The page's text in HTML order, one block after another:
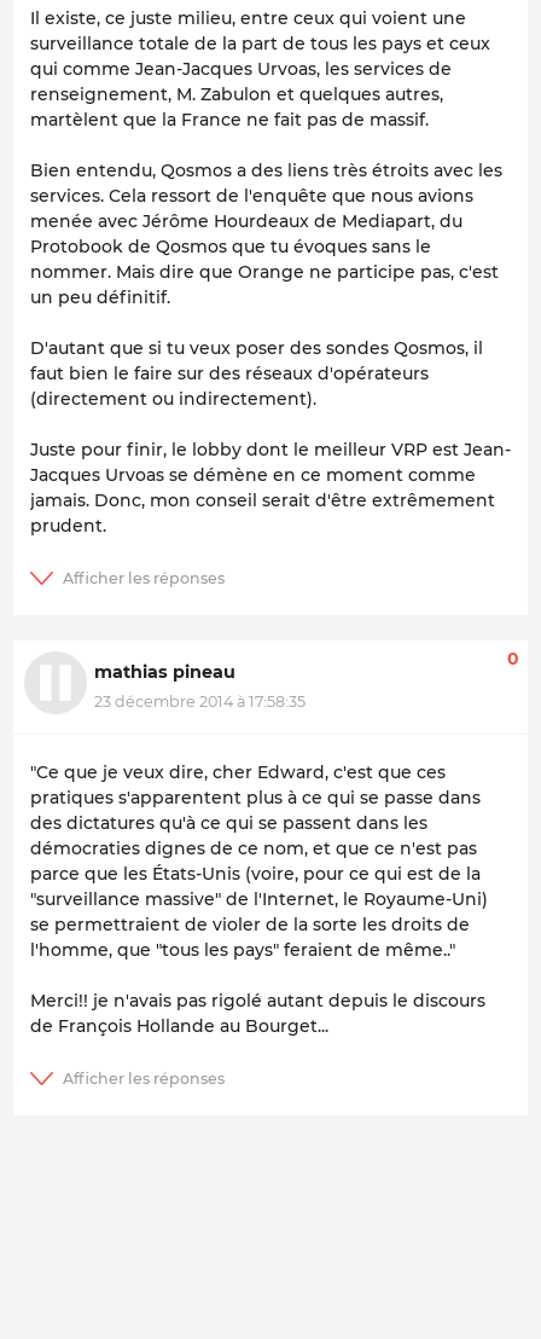
Il existe, ce juste milieu, entre ceux qui voient une
surveillance totale de la part de tous les pays et ceux
qui comme Jean-Jacques Urvoas, les services de
renseignement, M. Zabulon et quelques autres,
martèlent que la France ne fait pas de massif.
Bien entendu, Qosmos a des liens très étroits avec les
services. Cela ressort de l'enquête que nous avions
menée avec Jérôme Hourdeaux de Mediapart, du
Protobook de Qosmos que tu évoques sans le
nommer. Mais dire que Orange ne participe pas, c'est
un peu définitif.
D'autant que si tu veux poser des sondes Qosmos, il
faut bien le faire sur des réseaux d'opérateurs
(directement ou indirectement).
Juste pour finir, le lobby dont le meilleur VRP est Jean-
Jacques Urvoas se démène en ce moment comme
jamais. Donc, mon conseil serait d'être extrêmement
prudent.
mathias pineau
23 décembre 2014 à 17:58:35
0
"Ce que je veux dire, cher Edward, c'est que ces
pratiques s'apparentent plus à ce qui se passe dans
des dictatures qu'à ce qui se passent dans les
démocraties dignes de ce nom, et que ce n'est pas
parce que les États-Unis (voire, pour ce qui est de la
"surveillance massive" de l'Internet, le Royaume-Uni)
se permettraient de violer de la sorte les droits de
l'homme, que "tous les pays" feraient de même.."
Merci!! je n'avais pas rigolé autant depuis le discours
de François Hollande au Bourget...